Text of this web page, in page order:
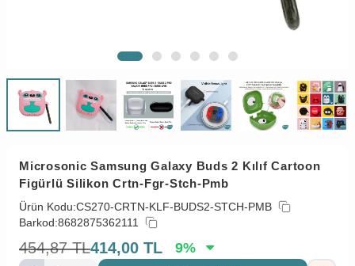
Microsonic Samsung Galaxy Buds 2 Kılıf Cartoon
Figürlü Silikon Crtn-Fgr-Stch-Pmb
Ürün Kodu:CS270-CRTN-KLF-BUDS2-STCH-PMB
Barkod:8682875362111
454,87 TL414,00 TL 9%